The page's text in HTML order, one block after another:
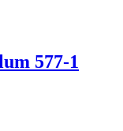
577-1